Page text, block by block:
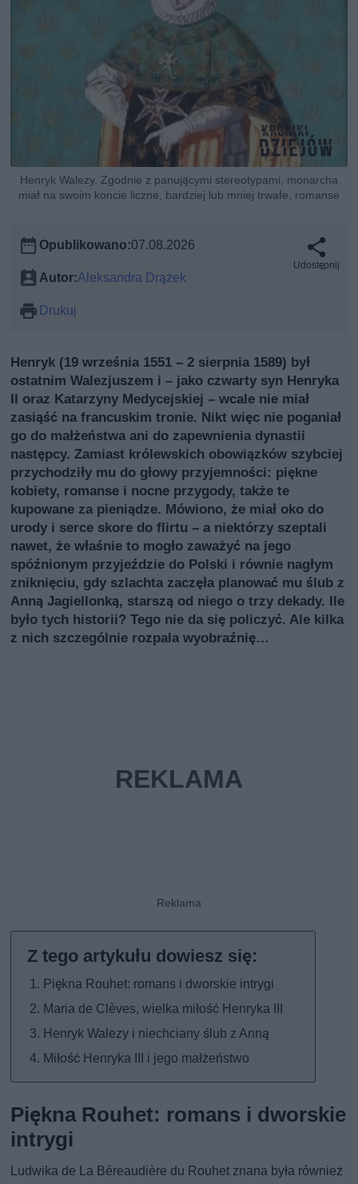
Henryk Walezy. Zgodnie z panującymi stereotypami, monarcha
miał na swoim koncie liczne, bardziej lub mniej trwałe, romanse
Opublikowano:07.08.2026
Autor:Aleksandra Drążek
Drukuj
Udostępnij
Henryk (19 września 1551 – 2 sierpnia 1589) był
ostatnim Walezjuszem i – jako czwarty syn Henryka
II oraz Katarzyny Medycejskiej – wcale nie miał
zasiąść na francuskim tronie. Nikt więc nie poganiał
go do małżeństwa ani do zapewnienia dynastii
następcy. Zamiast królewskich obowiązków szybciej
przychodziły mu do głowy przyjemności: piękne
kobiety, romanse i nocne przygody, także te
kupowane za pieniądze. Mówiono, że miał oko do
urody i serce skore do flirtu – a niektórzy szeptali
nawet, że właśnie to mogło zaważyć na jego
spóźnionym przyjeździe do Polski i równie nagłym
zniknięciu, gdy szlachta zaczęła planować mu ślub z
Anną Jagiellonką, starszą od niego o trzy dekady. Ile
było tych historii? Tego nie da się policzyć. Ale kilka
z nich szczególnie rozpala wyobraźnię…
Piękna Rouhet: romans i dworskie intrygi
Maria de Clèves, wielka miłość Henryka III
Henryk Walezy i niechciany ślub z Anną
Miłość Henryka III i jego małżeństwo
Piękna Rouhet: romans i dworskie
intrygi
Ludwika de La Béreaudière du Rouhet znana była również